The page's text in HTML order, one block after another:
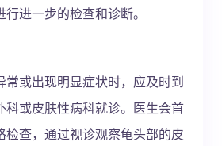
进一步的检查和诊断。
常或出现明显症状时，应及时到
科或皮肤性病科就诊。医生会首
检查，通过视诊观察龟头部的皮